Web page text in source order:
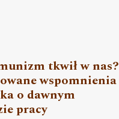
tkwił w nas?
wspomnienia
o dawnym
pracy